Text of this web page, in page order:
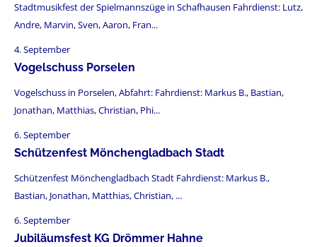
Stadtmusikfest der Spielmannszüge in Schafhausen Fahrdienst: Lutz,
Andre, Marvin, Sven, Aaron, Fran...
4. September
Vogelschuss Porselen
Vogelschuss in Porselen, Abfahrt: Fahrdienst: Markus B., Bastian,
Jonathan, Matthias, Christian, Phi...
6. September
Schützenfest Mönchengladbach Stadt
Schützenfest Mönchengladbach Stadt Fahrdienst: Markus B.,
Bastian, Jonathan, Matthias, Christian, ...
6. September
Jubiläumsfest KG Drömmer Hahne